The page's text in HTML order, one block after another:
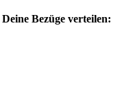
Bezüge verteilen: